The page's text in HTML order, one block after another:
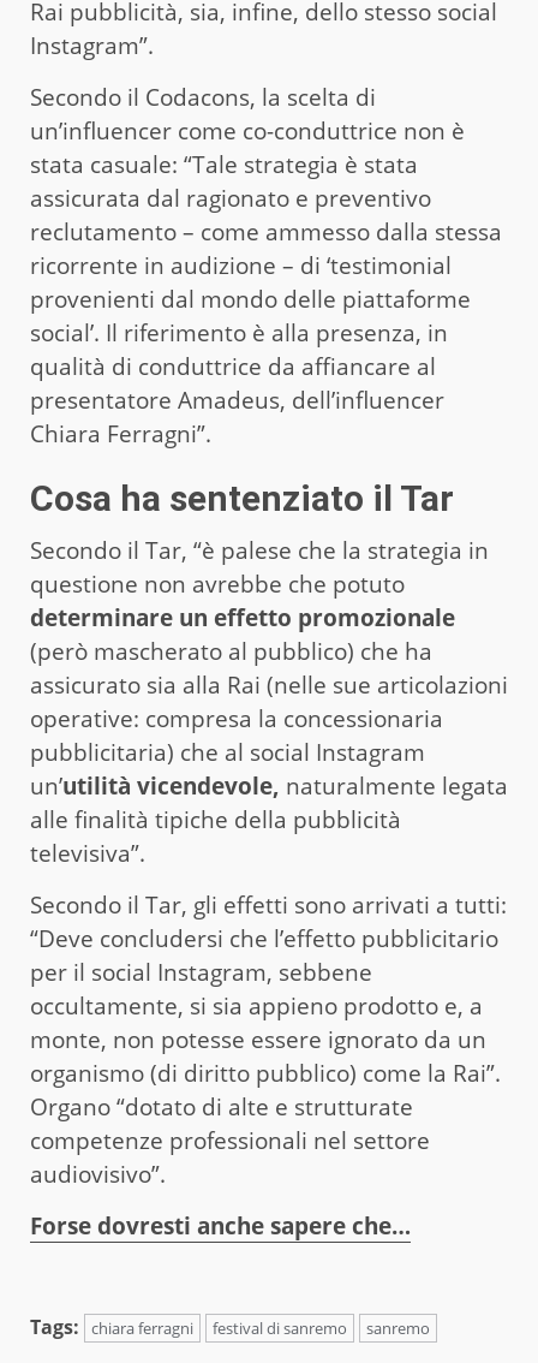
Rai pubblicità, sia, infine, dello stesso social
Instagram”.
Secondo il Codacons, la scelta di
un’influencer come co-conduttrice non è
stata casuale: “Tale strategia è stata
assicurata dal ragionato e preventivo
reclutamento – come ammesso dalla stessa
ricorrente in audizione – di ‘testimonial
provenienti dal mondo delle piattaforme
social’. Il riferimento è alla presenza, in
qualità di conduttrice da affiancare al
presentatore Amadeus, dell’influencer
Chiara Ferragni”.
Cosa ha sentenziato il Tar
Secondo il Tar, “è palese che la strategia in
questione non avrebbe che potuto
determinare un effetto promozionale
(però mascherato al pubblico) che ha
assicurato sia alla Rai (nelle sue articolazioni
operative: compresa la concessionaria
pubblicitaria) che al social Instagram
un’utilità vicendevole, naturalmente legata
alle finalità tipiche della pubblicità
televisiva”.
Secondo il Tar, gli effetti sono arrivati a tutti:
“Deve concludersi che l’effetto pubblicitario
per il social Instagram, sebbene
occultamente, si sia appieno prodotto e, a
monte, non potesse essere ignorato da un
organismo (di diritto pubblico) come la Rai”.
Organo “dotato di alte e strutturate
competenze professionali nel settore
audiovisivo”.
Forse dovresti anche sapere che…
Tags: chiara ferragni festival di sanremo sanremo